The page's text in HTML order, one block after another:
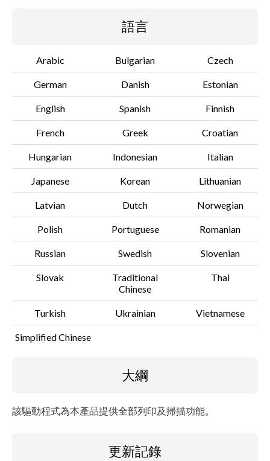
檔案資料
免責聲明
語言
Arabic Bulgarian Czech
German Danish Estonian
English Spanish Finnish
French Greek Croatian
Hungarian Indonesian Italian
Japanese Korean Lithuanian
Latvian Dutch Norwegian
Polish Portuguese Romanian
Russian Swedish Slovenian
Slovak
Traditional
Chinese
Thai
Turkish Ukrainian Vietnamese
Simplified Chinese
大綱
該驅動程式為本產品提供全部列印及掃描功能。
更新記錄